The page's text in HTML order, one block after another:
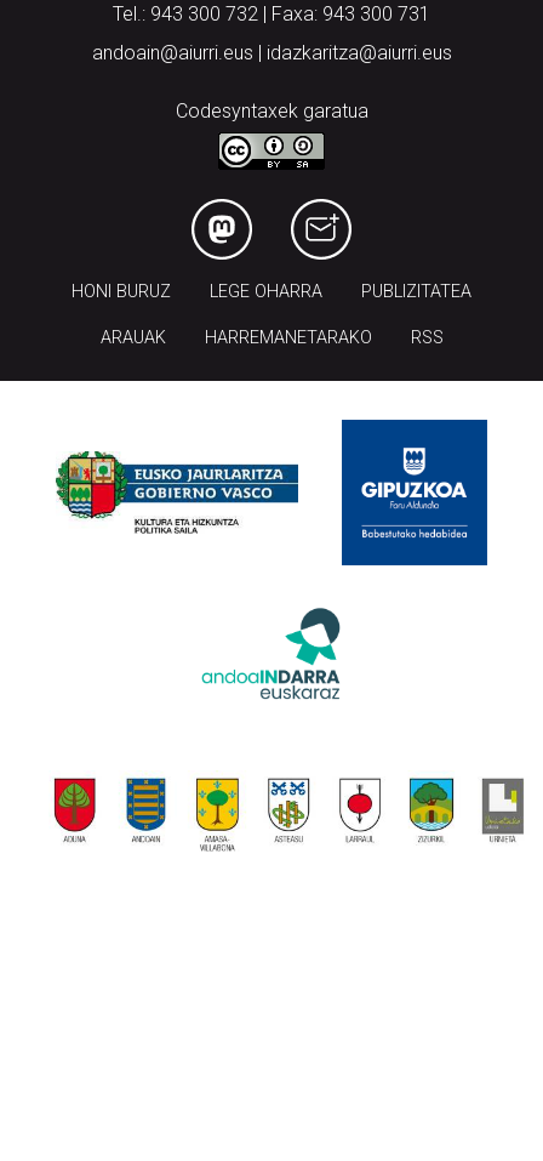
Tel.: 943 300 732 | Faxa: 943 300 731
andoain@aiurri.eus | idazkaritza@aiurri.eus
Codesyntaxek garatua
HONI BURUZ LEGE OHARRA PUBLIZITATEA
ARAUAK HARREMANETARAKO RSS